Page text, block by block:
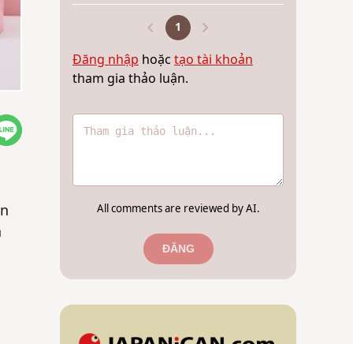
1
Đăng nhập hoặc tạo tài khoản
tham gia thảo luận.
All comments are reviewed by AI.
ĐĂNG